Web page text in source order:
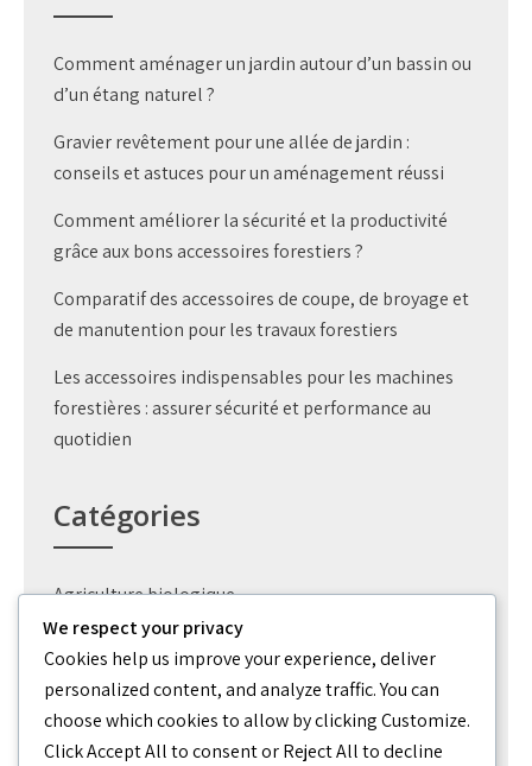
Comment aménager un jardin autour d’un bassin ou
d’un étang naturel ?
Gravier revêtement pour une allée de jardin :
conseils et astuces pour un aménagement réussi
Comment améliorer la sécurité et la productivité
grâce aux bons accessoires forestiers ?
Comparatif des accessoires de coupe, de broyage et
de manutention pour les travaux forestiers
Les accessoires indispensables pour les machines
forestières : assurer sécurité et performance au
quotidien
Catégories
Agriculture biologique
Création jardin
Outils
We respect your privacy
Cookies help us improve your experience, deliver
personalized content, and analyze traffic. You can
choose which cookies to allow by clickingCustomize.
ClickAccept Allto consent orReject Allto decline